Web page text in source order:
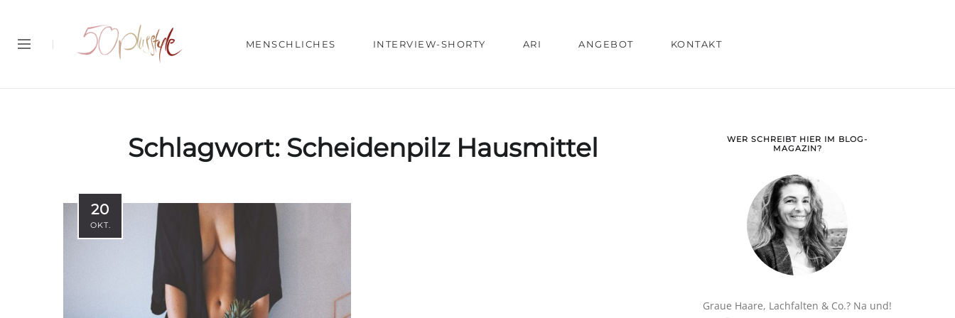
MENSCHLICHES INTERVIEW-SHORTY ARI ANGEBOT KONTAKT
Schlagwort: Scheidenpilz Hausmittel
20
OKT.
WER SCHREIBT HIER IM BLOG-
MAGAZIN?
Graue Haare, Lachfalten & Co.? Na und!